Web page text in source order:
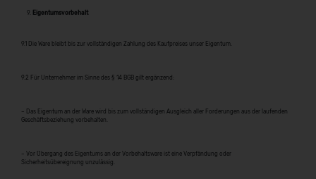
Eigentumsvorbehalt
9.1 Die Ware bleibt bis zur vollständigen Zahlung des Kaufpreises unser Eigentum.
9.2 Für Unternehmer im Sinne des § 14 BGB gilt ergänzend:
– Das Eigentum an der Ware wird bis zum vollständigen Ausgleich aller Forderungen aus der laufenden
Geschäftsbeziehung vorbehalten.
– Vor Übergang des Eigentums an der Vorbehaltsware ist eine Verpfändung oder
Sicherheitsübereignung unzulässig.